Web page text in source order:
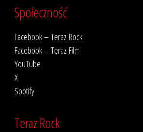
Społeczność
Facebook – Teraz Rock
Facebook – Teraz Film
YouTube
X
Spotify
Teraz Rock